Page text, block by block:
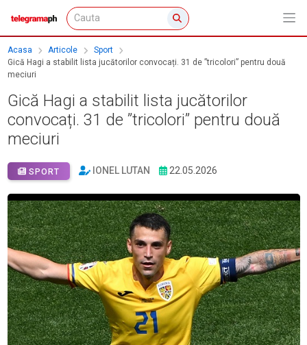
Acasa Articole
Sport
Gică Hagi a stabilit lista jucătorilor convocați. 31 de ”tricolori” pentru două
meciuri
Gică Hagi a stabilit lista jucătorilor
convocați. 31 de ”tricolori” pentru două
meciuri
SPORT IONEL LUTAN 22.05.2026